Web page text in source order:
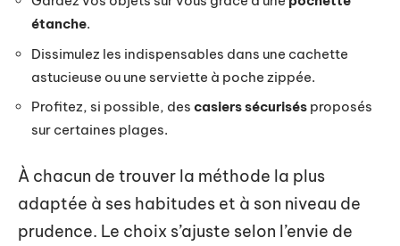
étanche.
Dissimulez les indispensables dans une cachette
astucieuse ou une serviette à poche zippée.
Profitez, si possible, des casiers sécurisés proposés
sur certaines plages.
À chacun de trouver la méthode la plus
adaptée à ses habitudes et à son niveau de
prudence. Le choix s’ajuste selon l’envie de